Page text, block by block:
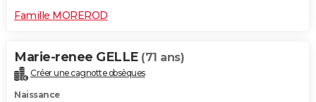
Famille MOREROD
Marie-renee GELLE (71 ans)
Créer une cagnotte obsèques
Naissance